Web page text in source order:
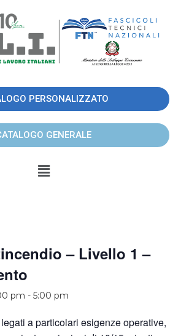
PERSONALIZZATO
GENERALE
– Livello 1 –
pm - 5:00 pm
a particolari esigenze operative,